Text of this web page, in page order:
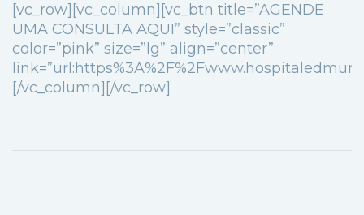
[vc_row][vc_column][vc_btn title=”AGENDE
UMA CONSULTA AQUI” style=”classic”
color=”pink” size=”lg” align=”center”
[/vc_column][/vc_row]